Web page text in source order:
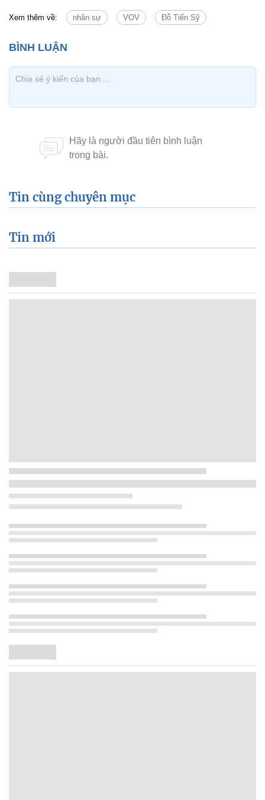
Xem thêm về: nhân sự VOV Đỗ Tiến Sỹ
Tin cùng chuyên mục
Tin mới